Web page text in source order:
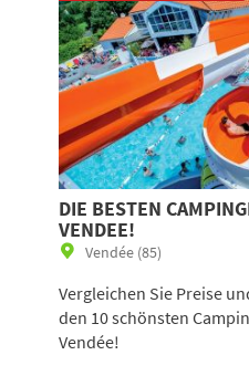
DIE BESTEN
VENDEE!
Vendée (85)
Vergleichen Sie Preise
den 10 schönsten
Vendée!